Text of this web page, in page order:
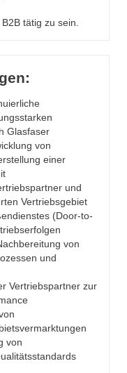
tätig zu sein.
Glasfaser
von
einer
und
Vertriebsgebiet
(Door-to-
von
und
Vertriebspartner zur
von